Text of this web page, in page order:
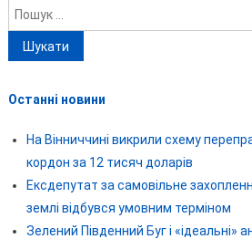
Пошук:
Останні новини
На Вінниччині викрили схему
кордон за 12 тисяч доларів
Ексдепутат за самовільне
землі відбувся умовним терміном
Зелений Південний Буг і «ідеальні»